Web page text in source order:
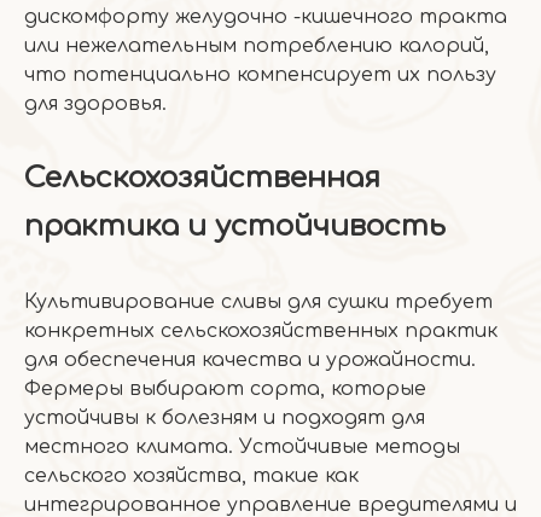
дискомфорту желудочно -кишечного тракта
или нежелательным потреблению калорий,
что потенциально компенсирует их пользу
для здоровья.
Сельскохозяйственная
практика и устойчивость
Культивирование сливы для сушки требует
конкретных сельскохозяйственных практик
для обеспечения качества и урожайности.
Фермеры выбирают сорта, которые
устойчивы к болезням и подходят для
местного климата. Устойчивые методы
сельского хозяйства, такие как
интегрированное управление вредителями и